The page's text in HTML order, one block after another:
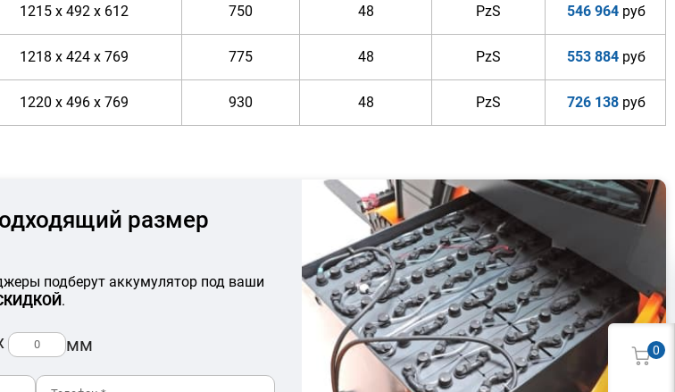
1215 x 492 x 612 750 48 PzS 546 964руб
1218 x 424 x 769 775 48 PzS 553 884руб
1220 x 496 x 769 930 48 PzS 726 138руб
размер
подберут аккумулятор под ваши
.
мм 0